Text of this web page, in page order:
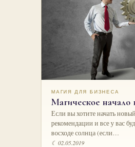
МАГИЯ ДЛЯ БИЗНЕСА
Магическое начало
Если вы хотите начать
рекомендации и все у вас
восходе солнца (если…
☾ 02.05.2019